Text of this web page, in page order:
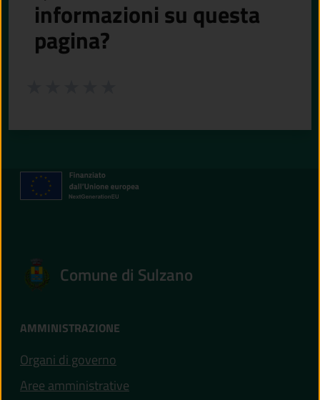
informazioni su questa
pagina?
Comune di Sulzano
AMMINISTRAZIONE
Organi di governo
Aree amministrative